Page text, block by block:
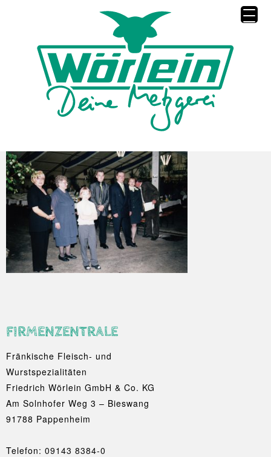
FIRMENZENTRALE
Fränkische Fleisch- und
Wurstspezialitäten
Friedrich Wörlein GmbH & Co. KG
Am Solnhofer Weg 3 – Bieswang
91788 Pappenheim
Telefon: 09143 8384-0